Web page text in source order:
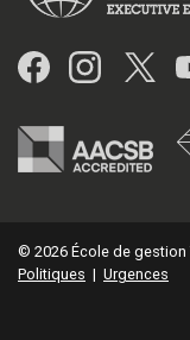
Facebook
© 2026 École de gestion
Politiques | Urgences